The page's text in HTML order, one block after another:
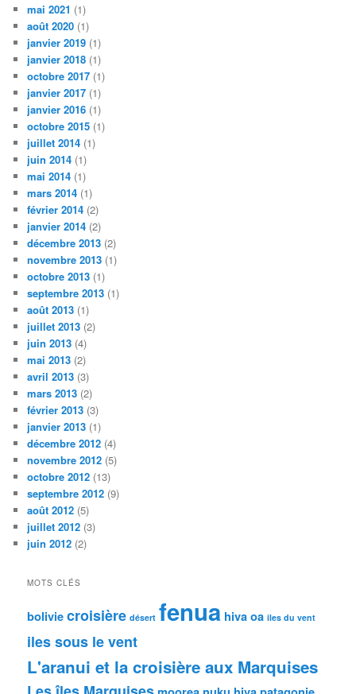
mai 2021 (1)
août 2020 (1)
janvier 2019 (1)
janvier 2018 (1)
octobre 2017 (1)
janvier 2017 (1)
janvier 2016 (1)
octobre 2015 (1)
juillet 2014 (1)
juin 2014 (1)
mai 2014 (1)
mars 2014 (1)
février 2014 (2)
janvier 2014 (2)
décembre 2013 (2)
novembre 2013 (1)
octobre 2013 (1)
septembre 2013 (1)
août 2013 (1)
juillet 2013 (2)
juin 2013 (4)
mai 2013 (2)
avril 2013 (3)
mars 2013 (2)
février 2013 (3)
janvier 2013 (1)
décembre 2012 (4)
novembre 2012 (5)
octobre 2012 (13)
septembre 2012 (9)
août 2012 (5)
juillet 2012 (3)
juin 2012 (2)
MOTS CLÉS
boliviecroisière désert fenua hiva oa iles du vent
iles sous le vent
L'aranui et la croisière aux Marquises